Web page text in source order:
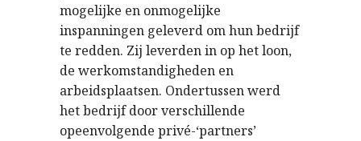
mogelijke en onmogelijke
inspanningen geleverd om hun bedrijf
te redden. Zij leverden in op het loon,
de werkomstandigheden en
arbeidsplaatsen. Ondertussen werd
het bedrijf door verschillende
opeenvolgende privé-‘partners’